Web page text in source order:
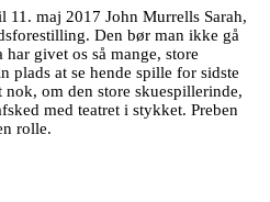
maj 2017 John Murrells Sarah,
Den bør man ikke gå
givet os så mange, store
plads at se hende spille for sidste
om den store skuespillerinde,
med teatret i stykket. Preben
rolle.